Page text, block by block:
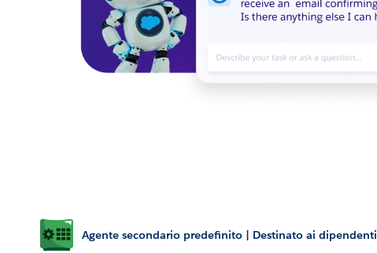
Agente secondario predefinito | Destinato ai dipendenti